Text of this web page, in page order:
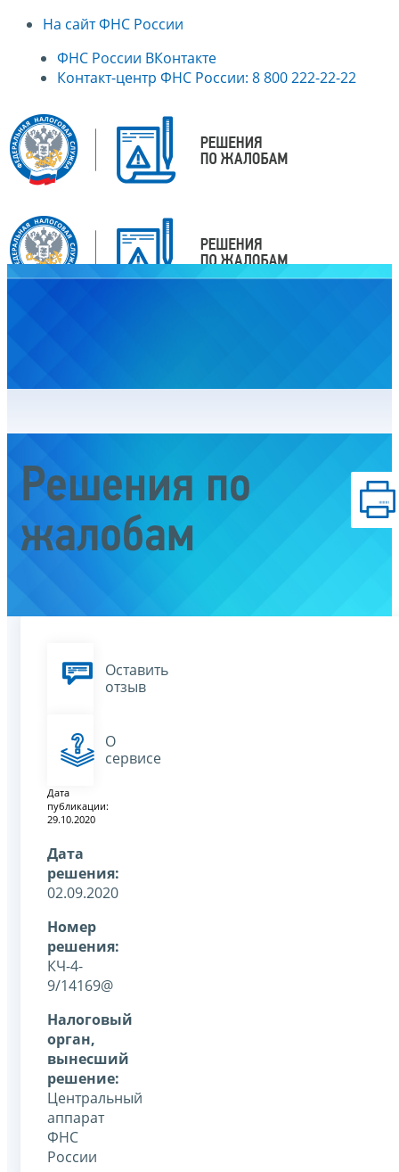
На сайт ФНС России
ФНС России ВКонтакте
Контакт-центр ФНС России: 8 800 222-22-22
Решения по
жалобам
Оставить
отзыв
О
сервисе
Дата
публикации:
29.10.2020
Дата
решения:
02.09.2020
Номер
решения:
КЧ-4-
9/14169@
Налоговый
орган,
вынесший
решение:
Центральный
аппарат
ФНС
России